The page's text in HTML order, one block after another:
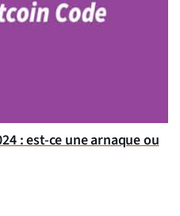
: est-ce une arnaque ou